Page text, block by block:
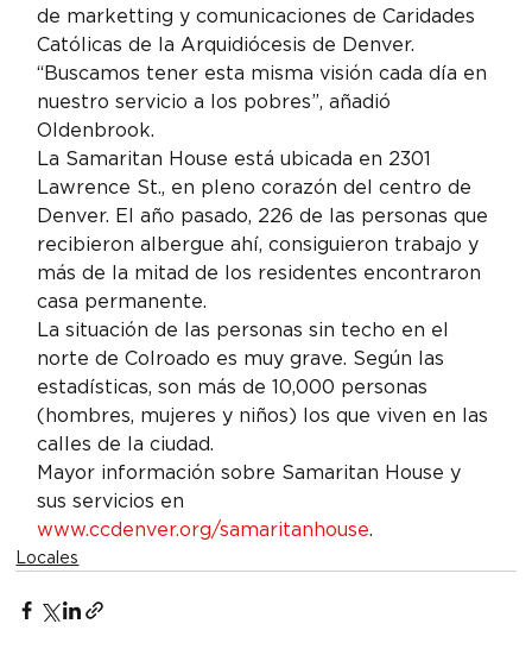
de marketting y comunicaciones de Caridades
Católicas de la Arquidiócesis de Denver.
“Buscamos tener esta misma visión cada día en
nuestro servicio a los pobres”, añadió
Oldenbrook.
La Samaritan House está ubicada en 2301
Lawrence St., en pleno corazón del centro de
Denver. El año pasado, 226 de las personas que
recibieron albergue ahí, consiguieron trabajo y
más de la mitad de los residentes encontraron
casa permanente.
La situación de las personas sin techo en el
norte de Colroado es muy grave. Según las
estadísticas, son más de 10,000 personas
(hombres, mujeres y niños) los que viven en las
calles de la ciudad.
Mayor información sobre Samaritan House y
sus servicios en
www.ccdenver.org/samaritanhouse.
Locales